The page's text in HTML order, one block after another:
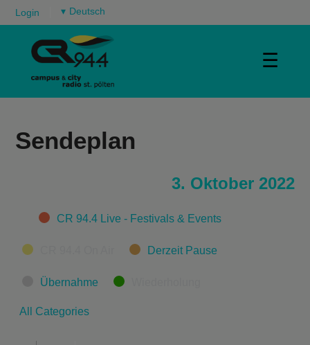
Login ▾
☰
Sendeplan
3. Oktober 2022
CategoriesCR 94.4 Live - Festivals & Events
Derzeit Pause
Übernahme
All Categories